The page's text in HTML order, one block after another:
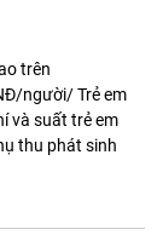
trên
người/ Trẻ em
và suất trẻ em
thu phát sinh